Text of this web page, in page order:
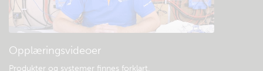
Opplæringsvideoer
Produkter og systemer finnes forklart.